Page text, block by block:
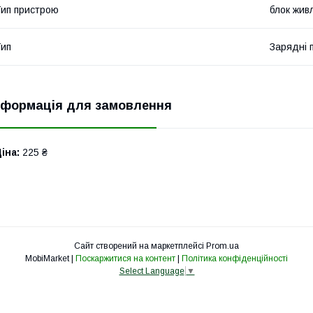
пристрою блок
Зарядні
для замовлення
225 ₴
Сайт створений на маркетплейсі Prom.ua
MobiMarket | Поскаржитися на контент | Політика конфіденційності
Select Language ▼